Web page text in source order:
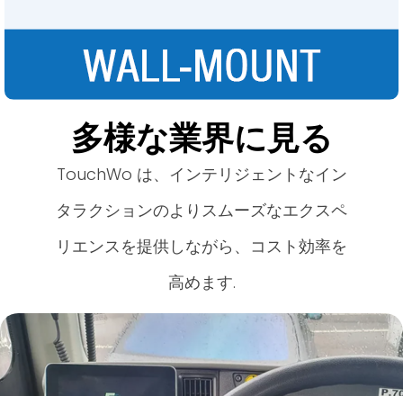
多様な業界に見る
TouchWo は、インテリジェントなイン
タラクションのよりスムーズなエクスペ
リエンスを提供しながら、コスト効率を
高めます.